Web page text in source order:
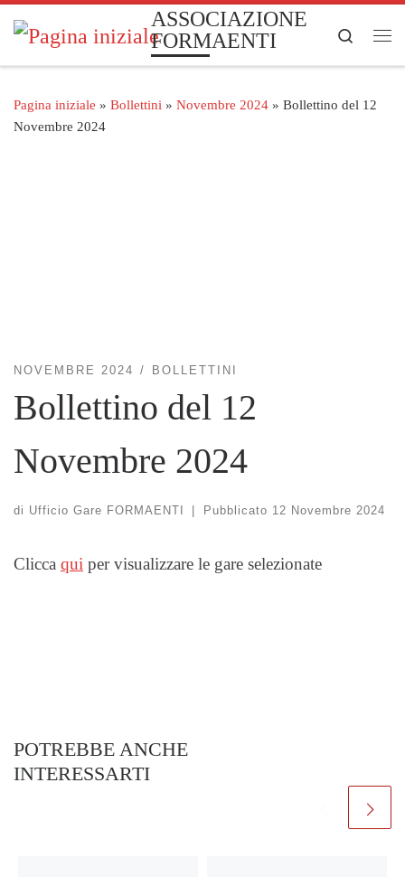
Passa al contenuto
ASSOCIAZIONE
FORMAENTI
Search
Pagina iniziale » Bollettini » Novembre 2024 » Bollettino del 12
Novembre 2024
NOVEMBRE 2024 BOLLETTINI
Bollettino del 12
Novembre 2024
di Ufficio Gare FORMAENTI | Pubblicato 12 Novembre 2024
Clicca qui per visualizzare le gare selezionate
POTREBBE ANCHE
INTERESSARTI